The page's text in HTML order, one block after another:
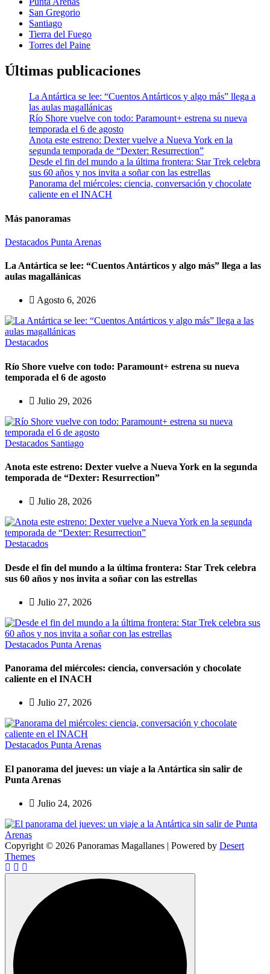
San Gregorio
Santiago
Tierra del Fuego
Torres del Paine
Últimas publicaciones
La Antártica se lee: “Cuentos Antárticos y algo más” llega a
las aulas magallánicas
Río Shore vuelve con todo: Paramount+ estrena su nueva
temporada el 6 de agosto
Anota este estreno: Dexter vuelve a Nueva York en la
segunda temporada de “Dexter: Resurrection”
Desde el fin del mundo a la última frontera: Star Trek celebra
sus 60 años y nos invita a soñar con las estrellas
Panorama del miércoles: ciencia, conversación y chocolate
caliente en el INACH
Más panoramas
Destacados Punta Arenas
La Antártica se lee: “Cuentos Antárticos y algo más” llega a las
aulas magallánicas
Agosto 6, 2026
Destacados
Río Shore vuelve con todo: Paramount+ estrena su nueva
temporada el 6 de agosto
Julio 29, 2026
Destacados Santiago
Anota este estreno: Dexter vuelve a Nueva York en la segunda
temporada de “Dexter: Resurrection”
Julio 28, 2026
Destacados
Desde el fin del mundo a la última frontera: Star Trek celebra
sus 60 años y nos invita a soñar con las estrellas
Julio 27, 2026
Destacados Punta Arenas
Panorama del miércoles: ciencia, conversación y chocolate
caliente en el INACH
Julio 27, 2026
Destacados Punta Arenas
El panorama del jueves: un viaje a la Antártica sin salir de
Punta Arenas
Julio 24, 2026
Copyright © 2026 Panoramas Magallanes | Powered by Desert
Themes